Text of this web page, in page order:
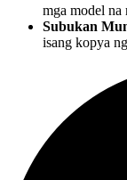
mga model na
Subukan
isang kopya